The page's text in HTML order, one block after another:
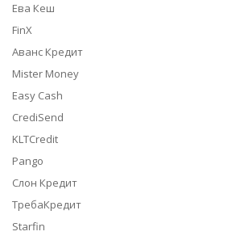
Ева Кеш
FinX
Аванс Кредит
Mister Money
Easy Cash
CrediSend
KLTCredit
Pango
Слон Кредит
ТребаКредит
Starfin